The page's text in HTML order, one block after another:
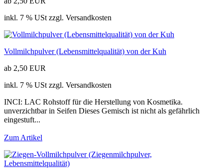
inkl. 7 % USt zzgl. Versandkosten
Vollmilchpulver (Lebensmittelqualität) von der Kuh
ab 2,50 EUR
inkl. 7 % USt zzgl. Versandkosten
INCI: LAC Rohstoff für die Herstellung von Kosmetika.
unverzichtbar in Seifen Dieses Gemisch ist nicht als gefährlich
eingestuft...
Zum Artikel